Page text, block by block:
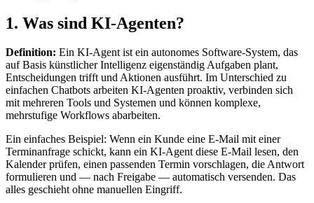
1. Was sind KI-Agenten?
Definition: Ein KI-Agent ist ein autonomes Software-System, das
auf Basis künstlicher Intelligenz eigenständig Aufgaben plant,
Entscheidungen trifft und Aktionen ausführt. Im Unterschied zu
einfachen Chatbots arbeiten KI-Agenten proaktiv, verbinden sich
mit mehreren Tools und Systemen und können komplexe,
mehrstufige Workflows abarbeiten.
Ein einfaches Beispiel: Wenn ein Kunde eine E-Mail mit einer
Terminanfrage schickt, kann ein KI-Agent diese E-Mail lesen, den
Kalender prüfen, einen passenden Termin vorschlagen, die Antwort
formulieren und — nach Freigabe — automatisch versenden. Das
alles geschieht ohne manuellen Eingriff.